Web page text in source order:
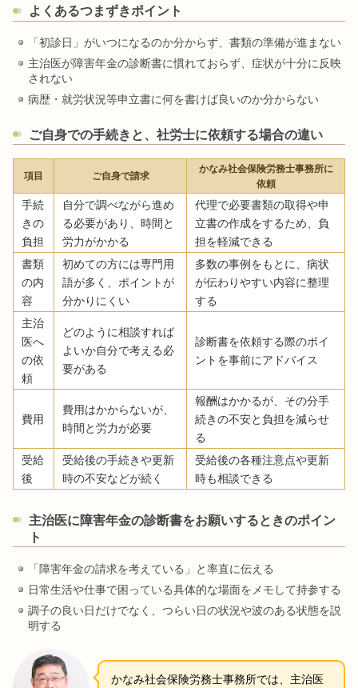
よくあるつまずきポイント
「初診日」がいつになるのか分からず、書類の準備が進まない
主治医が障害年金の診断書に慣れておらず、症状が十分に反映
されない
病歴・就労状況等申立書に何を書けば良いのか分からない
ご自身での手続きと、社労士に依頼する場合の違い
項目 ご自身で請求
かなみ社会保険労務士事務所に
依頼
手続
きの
負担
自分で調べながら進め
る必要があり、時間と
労力がかかる
代理で必要書類の取得や申
立書の作成をするため、負
担を軽減できる
書類
の内
容
初めての方には専門用
語が多く、ポイントが
分かりにくい
多数の事例をもとに、病状
が伝わりやすい内容に整理
する
主治
医へ
の依
頼
どのように相談すれば
よいか自分で考える必
要がある
診断書を依頼する際のポイ
ントを事前にアドバイス
費用
費用はかからないが、
時間と労力が必要
報酬はかかるが、その分手
続きの不安と負担を減らせ
る
受給
後
受給後の手続きや更新
時の不安などが続く
受給後の各種注意点や更新
時も相談できる
主治医に障害年金の診断書をお願いするときのポイン
ト
「障害年金の請求を考えている」と率直に伝える
日常生活や仕事で困っている具体的な場面をメモして持参する
調子の良い日だけでなく、つらい日の状況や波のある状態を説
明する
かなみ社会保険労務士事務所では、主治医